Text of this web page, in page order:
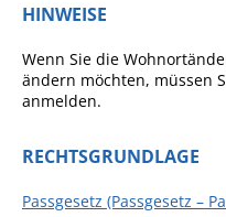
HINWEISE
Wenn Sie die
ändern möchten, müssen
anmelden.
RECHTSGRUNDLAGE
Passgesetz (Passgesetz –